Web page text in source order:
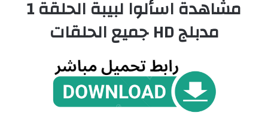
مشاهدة اسألوا لبيبة الحلقة 1
مدبلج HD جميع الحلقات